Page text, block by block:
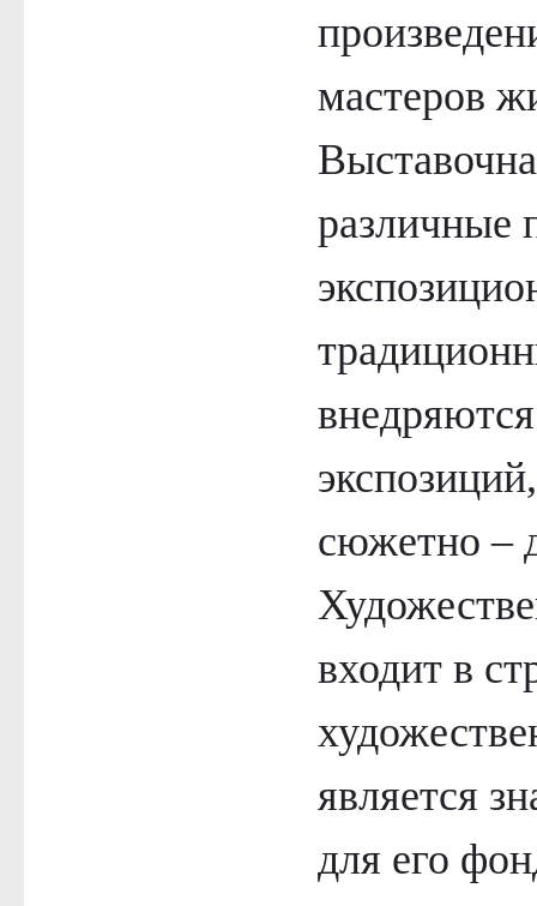
мастеров
различные
сюжетно –
входит в
является
для его